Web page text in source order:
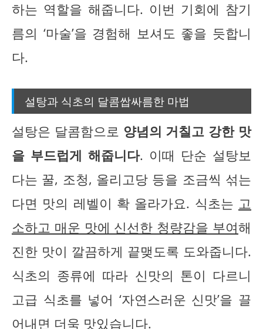
하는 역할을 해줍니다. 이번 기회에 참기
름의 ‘마술’을 경험해 보셔도 좋을 듯합니
다.
설탕과 식초의 달콤쌉싸름한 마법
설탕은 달콤함으로 양념의 거칠고 강한 맛
을 부드럽게 해줍니다. 이때 단순 설탕보
다는 꿀, 조청, 올리고당 등을 조금씩 섞는
다면 맛의 레벨이 확 올라가요. 식초는 고
소하고 매운 맛에 신선한 청량감을 부여해
진한 맛이 깔끔하게 끝맺도록 도와줍니다.
식초의 종류에 따라 신맛의 톤이 다르니
고급 식초를 넣어 ‘자연스러운 신맛’을 끌
어내면 더욱 맛있습니다.